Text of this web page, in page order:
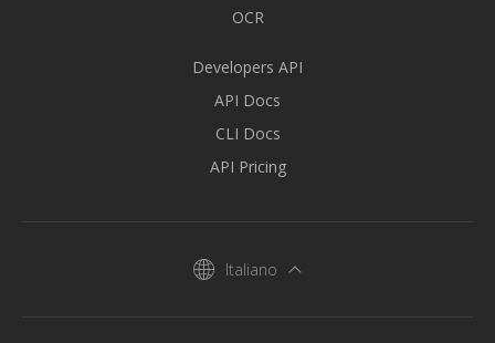
OCR
Developers API
API Docs
CLI Docs
API Pricing
Italiano